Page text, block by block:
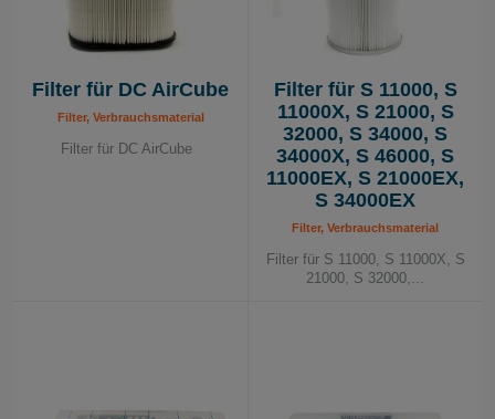
Filter für DC AirCube
Filter, Verbrauchsmaterial
Filter für DC AirCube
Filter für S 11000, S
11000X, S 21000, S
32000, S 34000, S
34000X, S 46000, S
11000EX, S 21000EX,
S 34000EX
Filter, Verbrauchsmaterial
Filter für S 11000, S 11000X, S
21000, S 32000,...